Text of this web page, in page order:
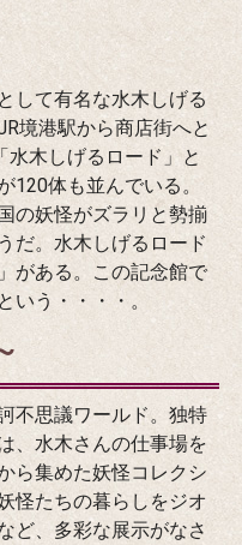
して有名な水木しげる
境港駅から商店街へと
木しげるロード」と
120体も並んでいる。
の妖怪がズラリと勢揃
だ。水木しげるロード
がある。この記念館で
いう・・・・。
不思議ワールド。独特
、水木さんの仕事場を
ら集めた妖怪コレクシ
怪たちの暮らしをジオ
ど、多彩な展示がなさ